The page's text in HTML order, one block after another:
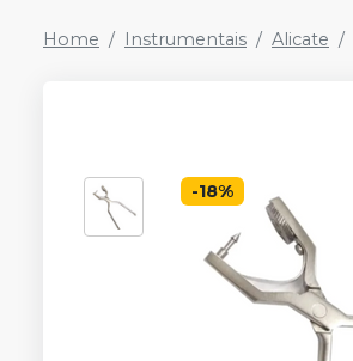
Home Instrumentais Alicate
-18%